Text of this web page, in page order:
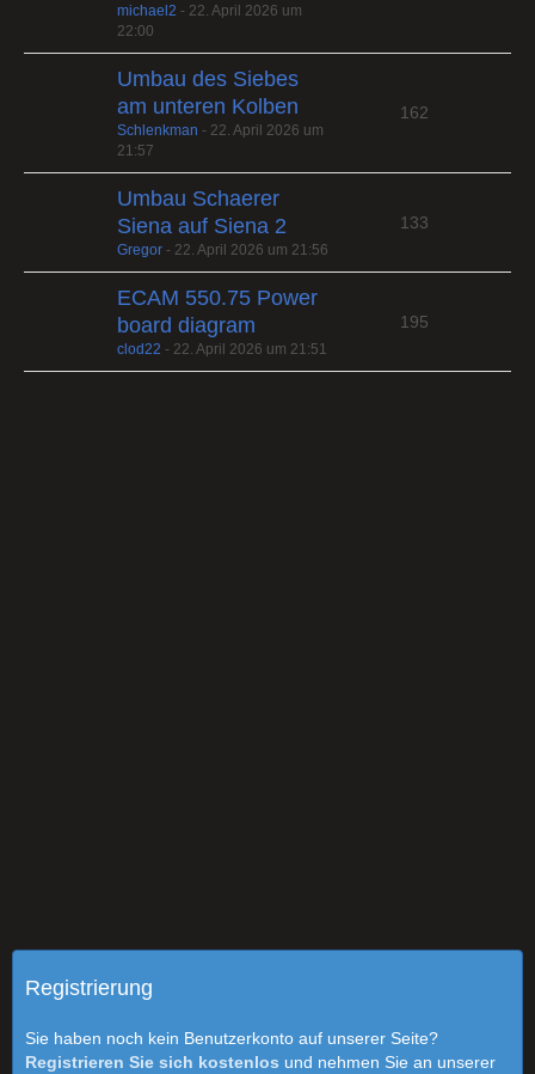
michael2 - 22. April 2026 um
22:00
Umbau des Siebes
am unteren Kolben
Schlenkman - 22. April 2026 um
21:57
162
Umbau Schaerer
Siena auf Siena 2
Gregor - 22. April 2026 um 21:56
133
ECAM 550.75 Power
board diagram
clod22 - 22. April 2026 um 21:51
195
Registrierung
Sie haben noch kein Benutzerkonto auf unserer Seite?
Registrieren Sie sich kostenlos und nehmen Sie an unserer